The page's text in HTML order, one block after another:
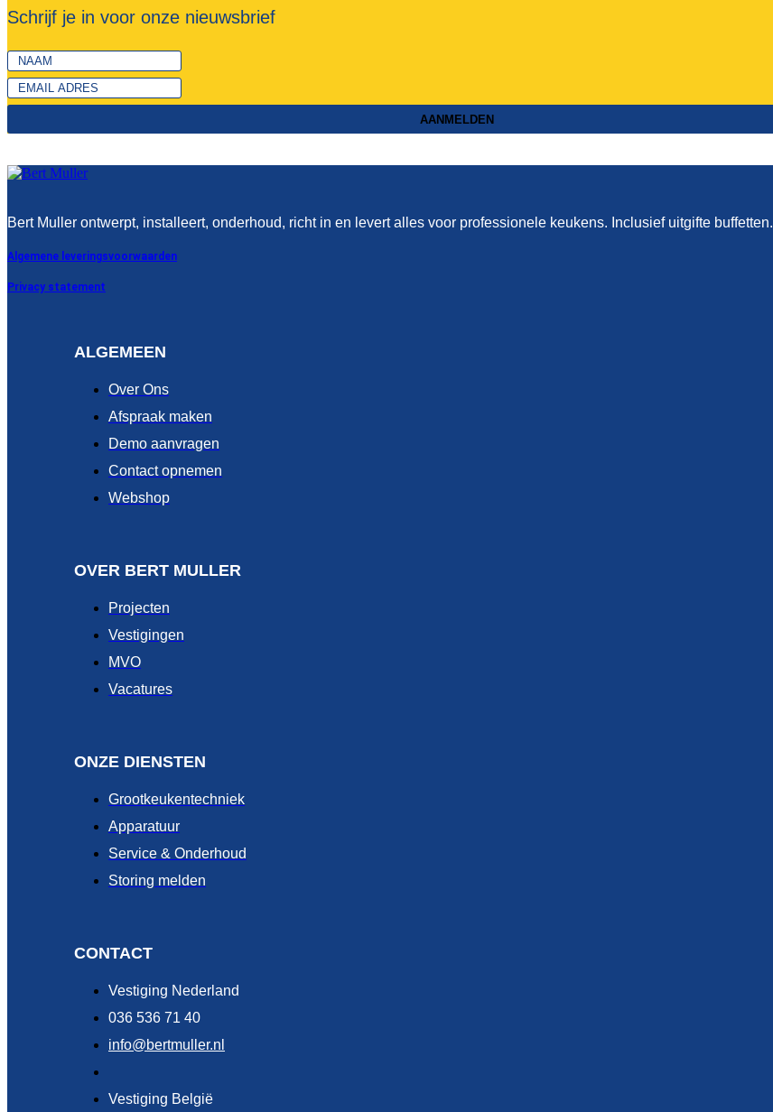
Schrijf je in voor onze nieuwsbrief
AANMELDEN
Bert Muller ontwerpt, installeert, onderhoud, richt in en levert alles voor professionele keukens. Inclusief uitgifte buffetten.
Algemene leveringsvoorwaarden
Privacy statement
ALGEMEEN
Over Ons
Afspraak maken
Demo aanvragen
Contact opnemen
Webshop
OVER BERT MULLER
Projecten
Vestigingen
MVO
Vacatures
ONZE DIENSTEN
Grootkeukentechniek
Apparatuur
Service & Onderhoud
Storing melden
CONTACT
Vestiging Nederland
036 536 71 40
info@bertmuller.nl
Vestiging België